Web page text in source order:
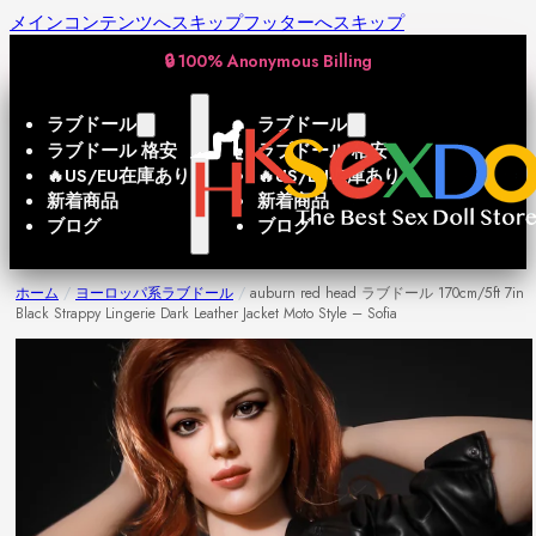
メインコンテンツへスキップフッターへスキップ
🔒 100% Anonymous Billing
ラブドール
ラブドール 格安
🔥US/EU在庫あり
新着商品
ブログ
ラブドール
ラブドール 格安
🔥US/EU在庫あり
新着商品
ブログ
ホーム/ヨーロッパ系ラブドール/auburn red head ラブドール 170cm/5ft 7in
Black Strappy Lingerie Dark Leather Jacket Moto Style – Sofia